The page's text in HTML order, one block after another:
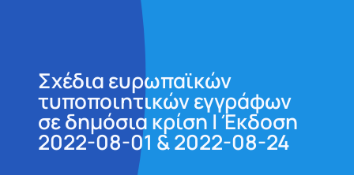
Σχέδια ευρωπαϊκών
τυποποιητικών εγγράφων
σε δημόσια κρίση | Έκδοση
2022-08-01 & 2022-08-24